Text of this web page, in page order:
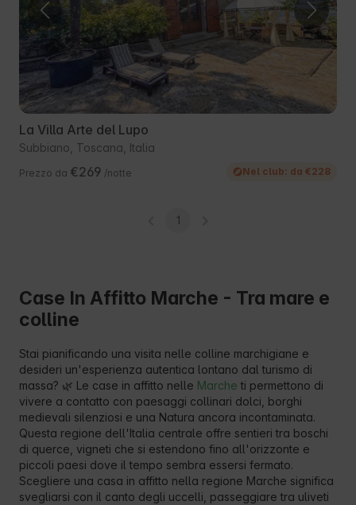
La Villa Arte del Lupo
Subbiano, Toscana, Italia
Prezzo da €269 /notte Nel club: da €228
1
Case In Affitto Marche - Tra mare e
colline
Stai pianificando una visita nelle colline marchigiane e
desideri un'esperienza autentica lontano dal turismo di
massa? 🌿 Le case in affitto nelle Marche ti permettono di
vivere a contatto con paesaggi collinari dolci, borghi
medievali silenziosi e una Natura ancora incontaminata.
Questa regione dell'Italia centrale offre sentieri tra boschi
di querce, vigneti che si estendono fino all'orizzonte e
piccoli paesi dove il tempo sembra essersi fermato.
Scegliere una casa in affitto nella regione Marche significa
svegliarsi con il canto degli uccelli, passeggiare tra uliveti